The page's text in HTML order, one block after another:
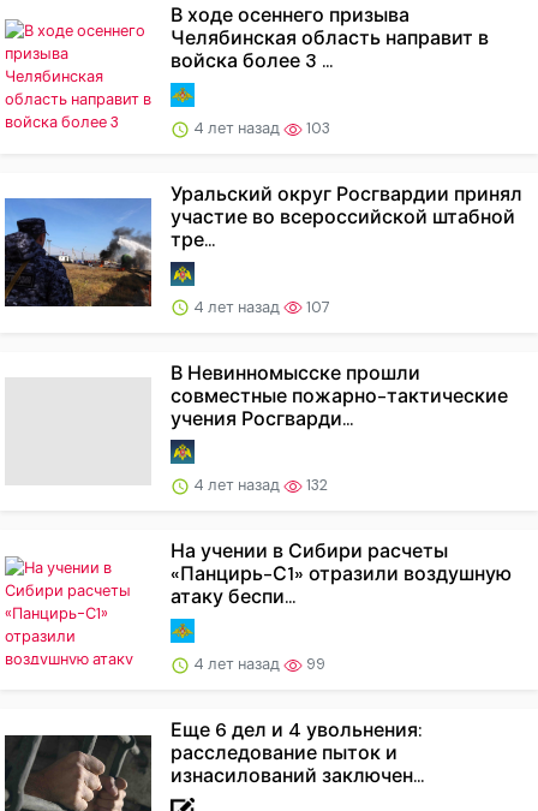
В ходе осеннего призыва
Челябинская область направит в
войска более 3 ...
4 лет назад 103
Уральский округ Росгвардии принял
участие во всероссийской штабной
тре...
4 лет назад 107
В Невинномысске прошли
совместные пожарно-тактические
учения Росгварди...
4 лет назад 132
На учении в Сибири расчеты
«Панцирь-С1» отразили воздушную
атаку беспи...
4 лет назад 99
Еще 6 дел и 4 увольнения:
расследование пыток и
изнасилований заключен...